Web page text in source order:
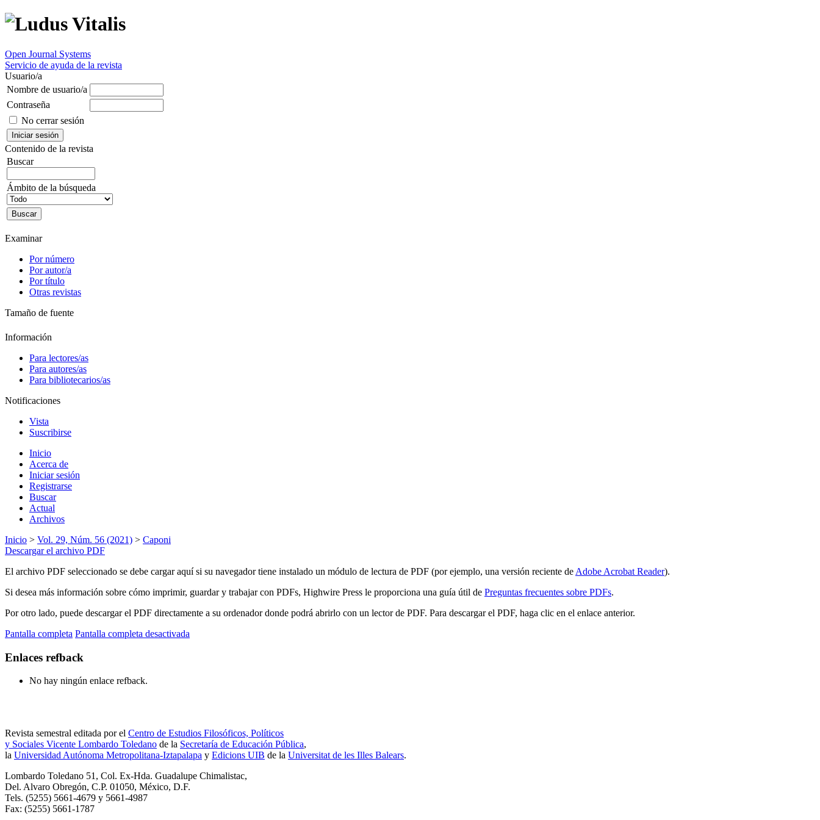
Open Journal Systems
Servicio de ayuda de la revista
Usuario/a
Nombre de usuario/a
Contraseña
No cerrar sesión
Contenido de la revista
Buscar
Ámbito de la búsqueda
Examinar
Por número
Por autor/a
Por título
Otras revistas
Tamaño de fuente
Información
Para lectores/as
Para autores/as
Para bibliotecarios/as
Notificaciones
Vista
Suscribirse
Inicio
Acerca de
Iniciar sesión
Registrarse
Buscar
Actual
Archivos
Inicio > Vol. 29, Núm. 56 (2021) > Caponi
Descargar el archivo PDF
El archivo PDF seleccionado se debe cargar aquí si su navegador tiene instalado un módulo de lectura de PDF (por ejemplo, una versión reciente de Adobe Acrobat Reader).
Si desea más información sobre cómo imprimir, guardar y trabajar con PDFs, Highwire Press le proporciona una guía útil de Preguntas frecuentes sobre PDFs.
Por otro lado, puede descargar el PDF directamente a su ordenador donde podrá abrirlo con un lector de PDF. Para descargar el PDF, haga clic en el enlace anterior.
Pantalla completa Pantalla completa desactivada
Enlaces refback
No hay ningún enlace refback.
Revista semestral editada por el Centro de Estudios Filosóficos, Políticos
y Sociales Vicente Lombardo Toledano de la Secretaría de Educación Pública,
la Universidad Autónoma Metropolitana-Iztapalapa y Edicions UIB de la Universitat de les Illes Balears.
Lombardo Toledano 51, Col. Ex-Hda. Guadalupe Chimalistac,
Del. Alvaro Obregón, C.P. 01050, México, D.F.
Tels. (5255) 5661-4679 y 5661-4987
Fax: (5255) 5661-1787